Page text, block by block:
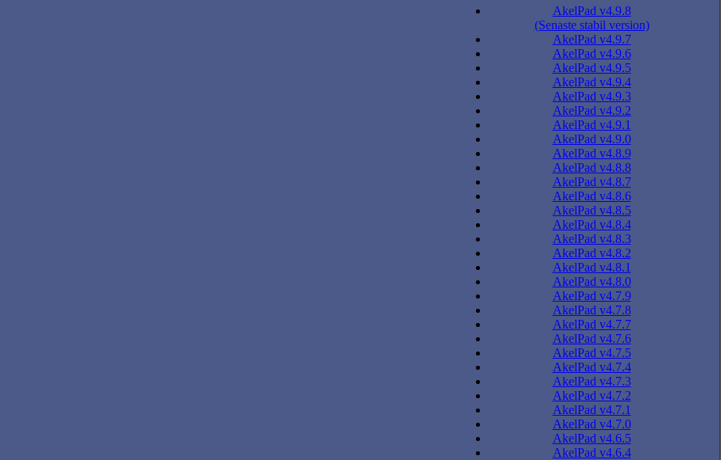
AkelPad v4.9.8
(Senaste stabil version)
AkelPad v4.9.7
AkelPad v4.9.6
AkelPad v4.9.5
AkelPad v4.9.4
AkelPad v4.9.3
AkelPad v4.9.2
AkelPad v4.9.1
AkelPad v4.9.0
AkelPad v4.8.9
AkelPad v4.8.8
AkelPad v4.8.7
AkelPad v4.8.6
AkelPad v4.8.5
AkelPad v4.8.4
AkelPad v4.8.3
AkelPad v4.8.2
AkelPad v4.8.1
AkelPad v4.8.0
AkelPad v4.7.9
AkelPad v4.7.8
AkelPad v4.7.7
AkelPad v4.7.6
AkelPad v4.7.5
AkelPad v4.7.4
AkelPad v4.7.3
AkelPad v4.7.2
AkelPad v4.7.1
AkelPad v4.7.0
AkelPad v4.6.5
AkelPad v4.6.4